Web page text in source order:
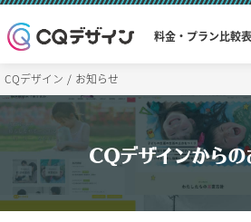
料金・プラン比較表
CQデザイン お知らせ
CQデザインからの